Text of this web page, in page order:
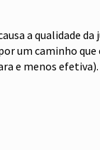
a qualidade
um caminho
e menos